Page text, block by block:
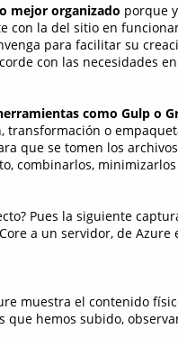
mejor organizado porque
con la del sitio en
para facilitar su
con las necesidades en
como Gulp o
transformación o
que se tomen los archivos
combinarlos, minimizarlos
Pues la siguiente
a un servidor, de Azure
muestra el contenido
que hemos subido,